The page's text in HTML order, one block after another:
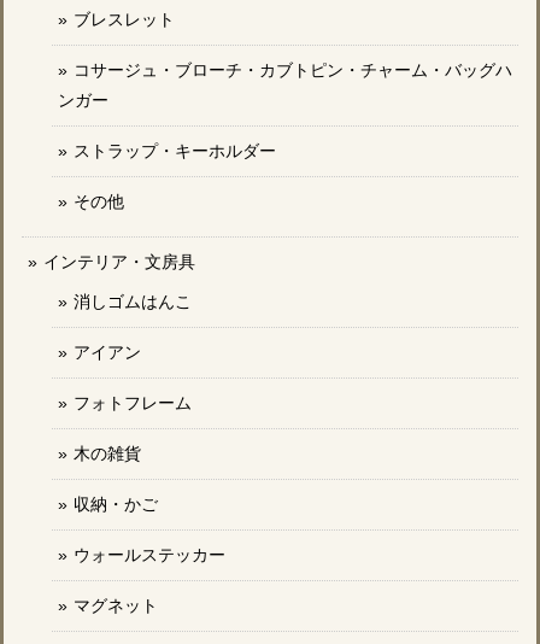
ブレスレット
コサージュ・ブローチ・カブトピン・チャーム・バッグハ
ンガー
ストラップ・キーホルダー
その他
インテリア・文房具
消しゴムはんこ
アイアン
フォトフレーム
木の雑貨
収納・かご
ウォールステッカー
マグネット